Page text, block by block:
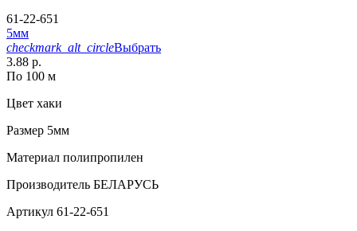
61-22-651
5мм
checkmark_alt_circleВыбрать
3.88 р.
По 100 м
Цвет хаки
Размер 5мм
Материал полипропилен
Производитель БЕЛАРУСЬ
Артикул 61-22-651